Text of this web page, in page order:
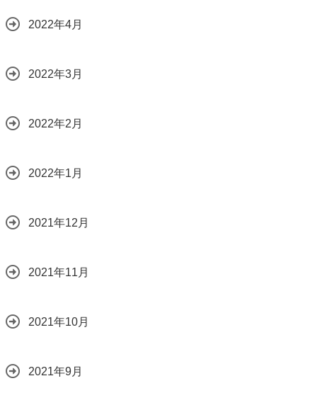
2022年4月
2022年3月
2022年2月
2022年1月
2021年12月
2021年11月
2021年10月
2021年9月